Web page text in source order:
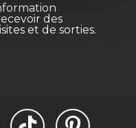
des
et de sorties.